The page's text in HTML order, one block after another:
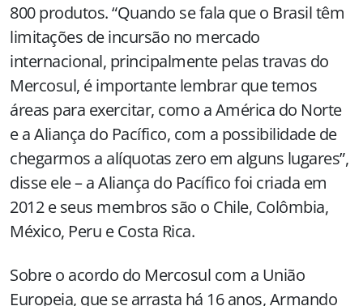
800 produtos. “Quando se fala que o Brasil têm
limitações de incursão no mercado
internacional, principalmente pelas travas do
Mercosul, é importante lembrar que temos
áreas para exercitar, como a América do Norte
e a Aliança do Pacífico, com a possibilidade de
chegarmos a alíquotas zero em alguns lugares”,
disse ele – a Aliança do Pacífico foi criada em
2012 e seus membros são o Chile, Colômbia,
México, Peru e Costa Rica.
Sobre o acordo do Mercosul com a União
Europeia, que se arrasta há 16 anos, Armando